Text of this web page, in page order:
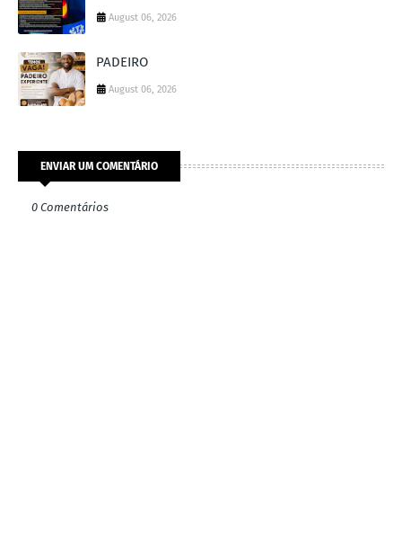
August 06, 2026
PADEIRO
August 06, 2026
ENVIAR UM COMENTÁRIO
0 Comentários